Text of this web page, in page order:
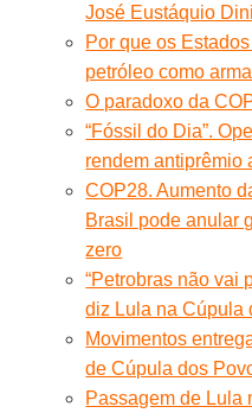
José Eustáquio
Por que os
petróleo como
O paradoxo da
“Fóssil do Dia”.
rendem antiprêmio
COP28. Aumento
Brasil pode anular
zero
“Petrobras não vai
diz Lula na Cúpula
Movimentos
de Cúpula dos
Passagem de Lula